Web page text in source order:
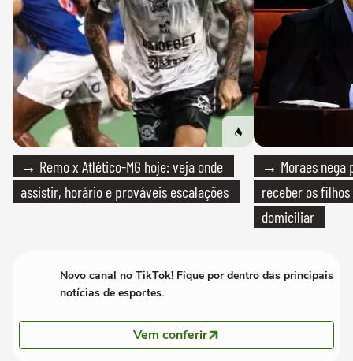
→ Remo x Atlético-MG hoje: veja onde
assistir, horário e prováveis escalações
→ Moraes nega
receber os filhos
domiciliar
Novo canal no TikTok! Fique por dentro das principais
notícias de esportes.
Vem conferir